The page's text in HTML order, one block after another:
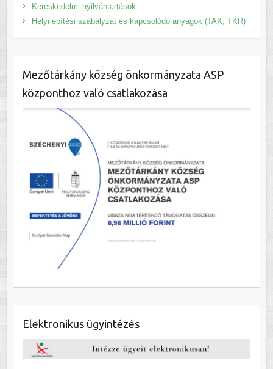
Kereskedelmi nyilvántartások
Helyi építési szabályzat és kapcsolódó anyagok (TAK, TKR)
Mezőtárkány község önkormányzata ASP
központhoz való csatlakozása
Elektronikus ügyintézés